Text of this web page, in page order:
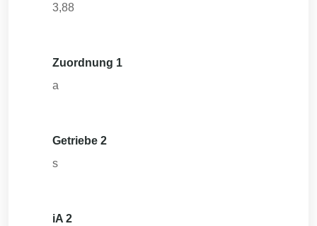
3,88
Zuordnung 1
a
Getriebe 2
s
iA 2